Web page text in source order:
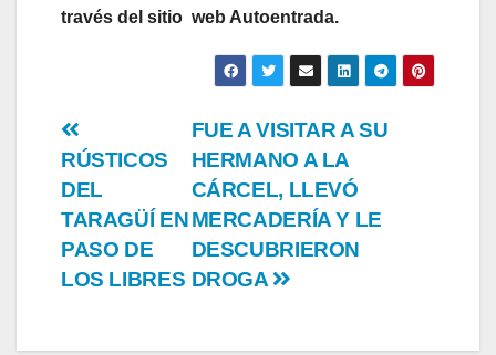
través del sitio web Autoentrada.
Post
navigation
FUE A VISITAR A SU
HERMANO A LA
CÁRCEL, LLEVÓ
MERCADERÍA Y LE
DESCUBRIERON
DROGA
RÚSTICOS
DEL
TARAGÜÍ EN
PASO DE
LOS LIBRES